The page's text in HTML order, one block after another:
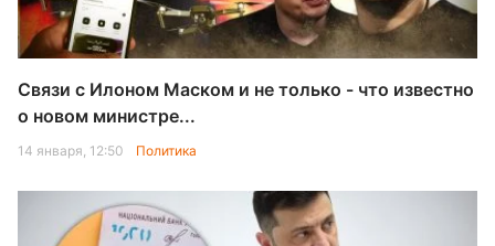
Связи с Илоном Маском и не только - что известно
о новом министре...
14 января, 12:50 Политика